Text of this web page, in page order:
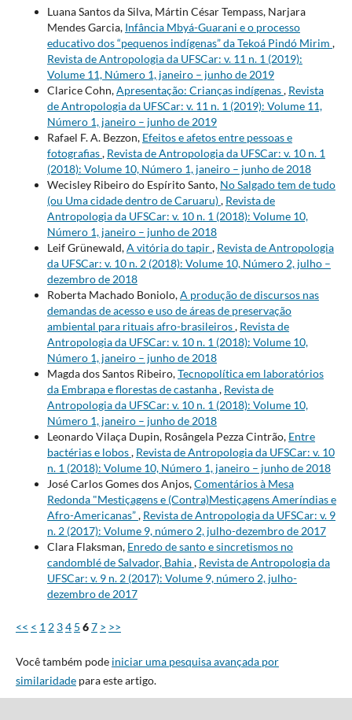
Luana Santos da Silva, Mártin César Tempass, Narjara
Mendes Garcia, Infância Mbyá-Guarani e o processo
educativo dos “pequenos indígenas” da Tekoá Pindó Mirim ,
Revista de Antropologia da UFSCar: v. 11 n. 1 (2019):
Volume 11, Número 1, janeiro – junho de 2019
Clarice Cohn,Apresentação: Crianças indígenas, Revista
de Antropologia da UFSCar: v. 11 n. 1 (2019): Volume 11,
Número 1, janeiro – junho de 2019
Rafael F. A. Bezzon, Efeitos e afetos entre pessoas e
fotografias, Revista de Antropologia da UFSCar: v. 10 n. 1
(2018): Volume 10, Número 1, janeiro – junho de 2018
Wecisley Ribeiro do Espírito Santo, No Salgado tem de tudo
(ou Uma cidade dentro de Caruaru), Revista de
Antropologia da UFSCar: v. 10 n. 1 (2018): Volume 10,
Número 1, janeiro – junho de 2018
Leif Grünewald,A vitória do tapir, Revista de Antropologia
da UFSCar: v. 10 n. 2 (2018): Volume 10, Número 2, julho –
dezembro de 2018
Roberta Machado Boniolo,A produção de discursos nas
demandas de acesso e uso de áreas de preservação
ambiental para rituais afro-brasileiros, Revista de
Antropologia da UFSCar: v. 10 n. 1 (2018): Volume 10,
Número 1, janeiro – junho de 2018
Magda dos Santos Ribeiro,Tecnopolítica em laboratórios
da Embrapa e florestas de castanha, Revista de
Antropologia da UFSCar: v. 10 n. 1 (2018): Volume 10,
Número 1, janeiro – junho de 2018
Leonardo Vilaça Dupin, Rosângela Pezza Cintrão, Entre
bactérias e lobos, Revista de Antropologia da UFSCar: v. 10
n. 1 (2018): Volume 10, Número 1, janeiro – junho de 2018
José Carlos Gomes dos Anjos,Comentários à Mesa
Redonda "Mestiçagens e (Contra)Mestiçagens Ameríndias e
Afro-Americanas”, Revista de Antropologia da UFSCar: v. 9
n. 2 (2017): Volume 9, número 2, julho-dezembro de 2017
Clara Flaksman, Enredo de santo e sincretismos no
candomblé de Salvador, Bahia, Revista de Antropologia da
UFSCar: v. 9 n. 2 (2017): Volume 9, número 2, julho-
dezembro de 2017
<< < 12 34 5 67 > >>
Você também pode iniciar uma pesquisa avançada por
similaridadepara este artigo.